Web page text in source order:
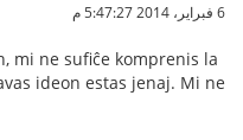
6 فبراير، 2014 5:47:27 م
mi ne sufiĉe komprenis la
ideon estas jenaj. Mi ne